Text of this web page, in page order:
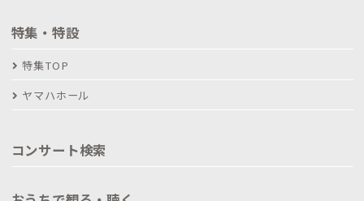
特集・特設
特集TOP
ヤマハホール
コンサート検索